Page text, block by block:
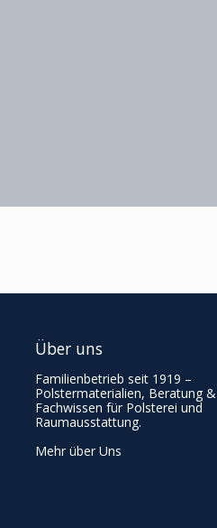
Über uns
Familienbetrieb seit 1919 –
Polstermaterialien, Beratung &
Fachwissen für Polsterei und
Raumausstattung.
Mehr über Uns